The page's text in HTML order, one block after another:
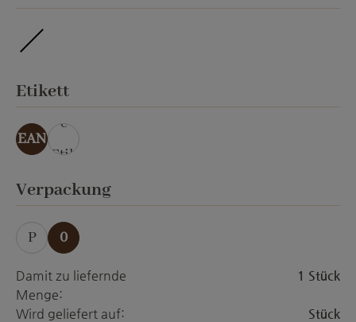
Etikettauswählen
EAN
ohn
e
Etik
ett
Verpackungauswählen
P 0
Damit zu liefernde
Menge:
1 Stück
Wird geliefert auf: Stück